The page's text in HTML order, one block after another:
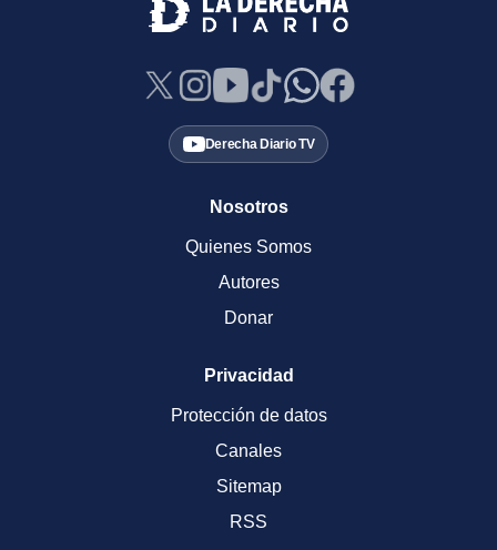
Derecha Diario TV
Nosotros
Quienes Somos
Autores
Donar
Privacidad
Protección de datos
Canales
Sitemap
RSS